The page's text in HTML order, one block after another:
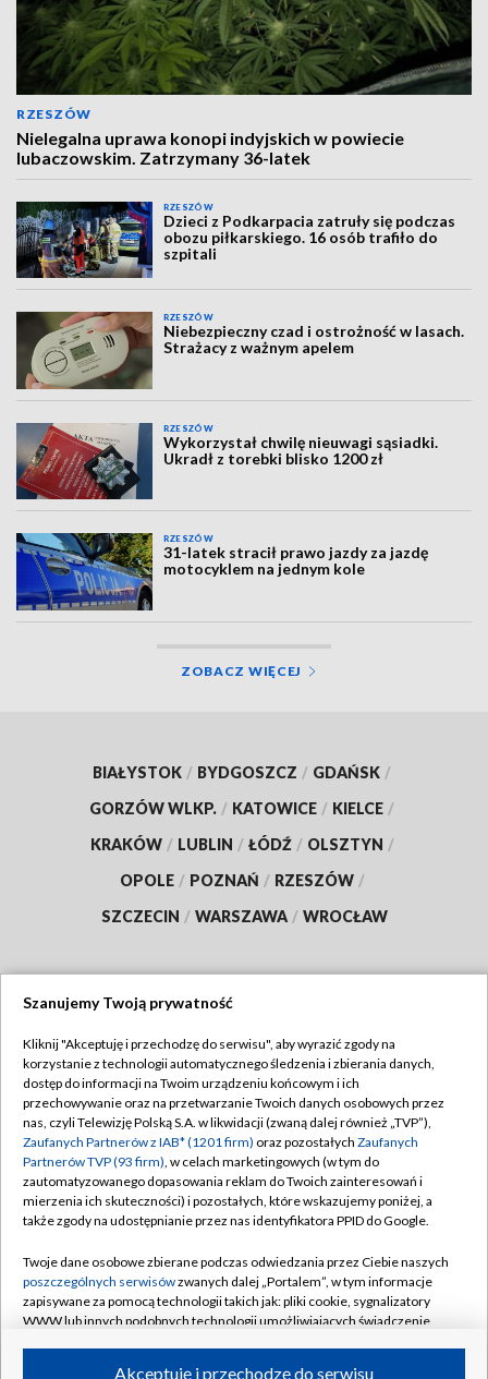
RZESZÓW
Nielegalna uprawa konopi indyjskich w powiecie
lubaczowskim. Zatrzymany 36-latek
RZESZÓW
Dzieci z Podkarpacia zatruły się podczas
obozu piłkarskiego. 16 osób trafiło do
szpitali
RZESZÓW
Niebezpieczny czad i ostrożność w lasach.
Strażacy z ważnym apelem
RZESZÓW
Wykorzystał chwilę nieuwagi sąsiadki.
Ukradł z torebki blisko 1200 zł
RZESZÓW
31-latek stracił prawo jazdy za jazdę
motocyklem na jednym kole
ZOBACZ WIĘCEJ
BIAŁYSTOK / BYDGOSZCZ / GDAŃSK /
GORZÓW WLKP. / KATOWICE / KIELCE /
KRAKÓW / LUBLIN / ŁÓDŹ / OLSZTYN /
OPOLE / POZNAŃ / RZESZÓW /
SZCZECIN / WARSZAWA / WROCŁAW
TVP
Abonament TVP
Emisja w TVP
Centrum informacji TVP
Naziemna Telewizja Cyfrowa
Rada Programowa
System NOS
Informacje o nadawcy
Regulamin TVP
Polityka prywatności
Moje zgody
Pomoc
Kontakt
Kanały
Szanujemy Twoją prywatność
Kliknij "Akceptuję i przechodzę do serwisu", aby wyrazić zgody na
korzystanie z technologii automatycznego śledzenia i zbierania danych,
dostęp do informacji na Twoim urządzeniu końcowym i ich
przechowywanie oraz na przetwarzanie Twoich danych osobowych przez
nas, czyli Telewizję Polską S.A. w likwidacji (zwaną dalej również „TVP”),
Zaufanych Partnerów z IAB* (1201 firm) oraz pozostałych Zaufanych
Partnerów TVP (93 firm), w celach marketingowych (w tym do
zautomatyzowanego dopasowania reklam do Twoich zainteresowań i
mierzenia ich skuteczności) i pozostałych, które wskazujemy poniżej, a
także zgody na udostępnianie przez nas identyfikatora PPID do Google.
Twoje dane osobowe zbierane podczas odwiedzania przez Ciebie naszych
poszczególnych serwisówzwanych dalej „Portalem”, w tym informacje
zapisywane za pomocą technologii takich jak: pliki cookie, sygnalizatory
WWW lub innych podobnych technologii umożliwiających świadczenie
Akceptuję i przechodzę do serwisu